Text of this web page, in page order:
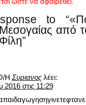
to
από
Η Συριανος λέει:
2016 στις 11:29